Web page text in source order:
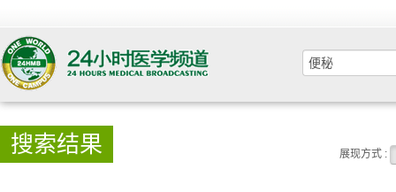
搜索结果 展现方式 :